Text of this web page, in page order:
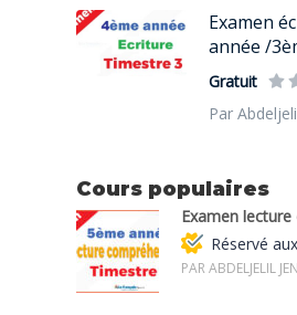
Examen
année /
Gratuit
Par
Cours populaires
Examen
Réservé
PAR ABDELJELIL